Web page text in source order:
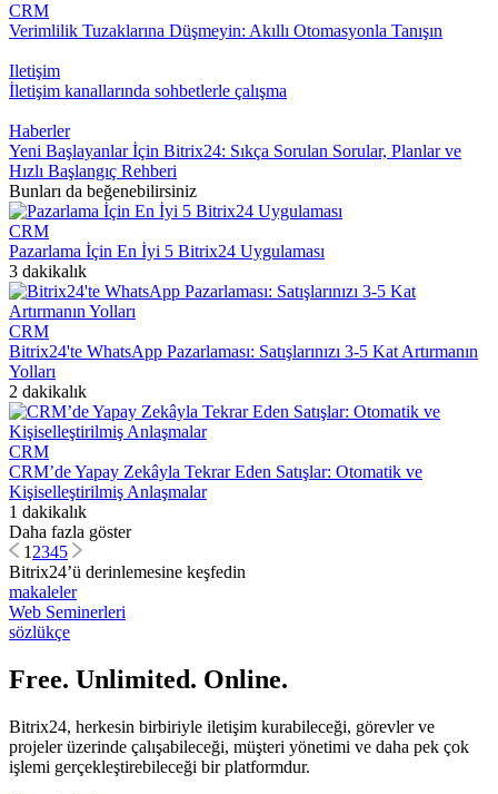
CRM
Verimlilik Tuzaklarına Düşmeyin: Akıllı Otomasyonla Tanışın
Iletişim
İletişim kanallarında sohbetlerle çalışma
Haberler
Yeni Başlayanlar İçin Bitrix24: Sıkça Sorulan Sorular, Planlar ve
Hızlı Başlangıç Rehberi
Bunları da beğenebilirsiniz
CRM
Pazarlama İçin En İyi 5 Bitrix24 Uygulaması
3 dakikalık
CRM
Bitrix24'te WhatsApp Pazarlaması: Satışlarınızı 3-5 Kat Artırmanın
Yolları
2 dakikalık
CRM
CRM’de Yapay Zekâyla Tekrar Eden Satışlar: Otomatik ve
Kişiselleştirilmiş Anlaşmalar
1 dakikalık
Daha fazla göster
12345
Bitrix24’ü derinlemesine keşfedin
makaleler
Web Seminerleri
sözlükçe
Free. Unlimited. Online.
Bitrix24, herkesin birbiriyle iletişim kurabileceği, görevler ve
projeler üzerinde çalışabileceği, müşteri yönetimi ve daha pek çok
işlemi gerçekleştirebileceği bir platformdur.